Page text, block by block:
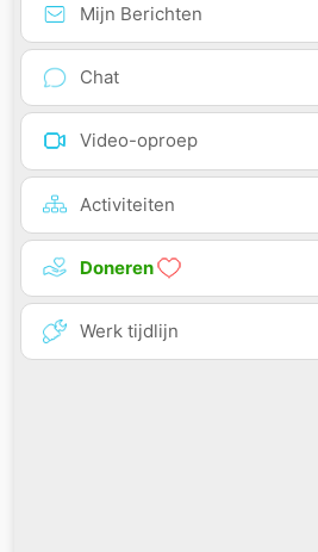
Mijn Berichten
Chat
Video-oproep
Activiteiten
Doneren
Werk tijdlijn